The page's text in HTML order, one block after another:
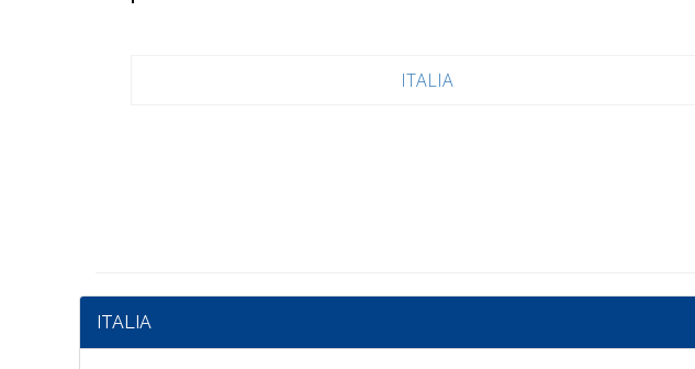
ITALIA
ITALIA